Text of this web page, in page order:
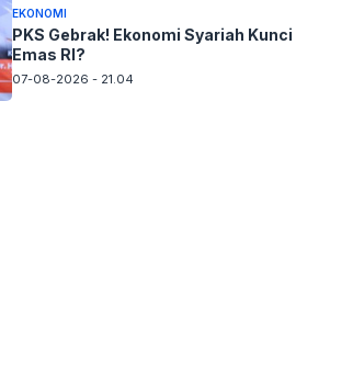
EKONOMI
PKS Gebrak! Ekonomi Syariah Kunci
Emas RI?
07-08-2026 - 21.04